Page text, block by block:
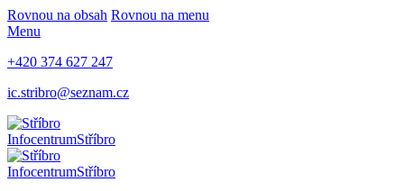
Rovnou na obsah Rovnou na menu
Menu
+420 374 627 247
ic.stribro@seznam.cz
InfocentrumStříbro
InfocentrumStříbro